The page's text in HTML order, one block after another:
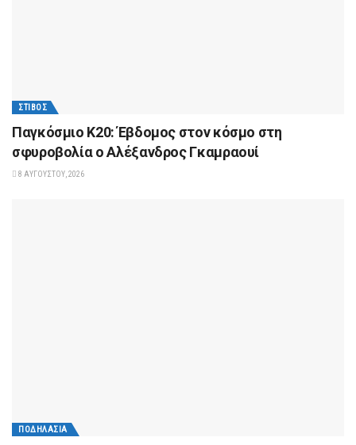
ΣΤΊΒΟΣ
Παγκόσμιο Κ20: Έβδομος στον κόσμο στη
σφυροβολία ο Αλέξανδρος Γκαμραουί
8 ΑΥΓΟΎΣΤΟΥ, 2026
ΠΟΔΗΛΑΣΊΑ